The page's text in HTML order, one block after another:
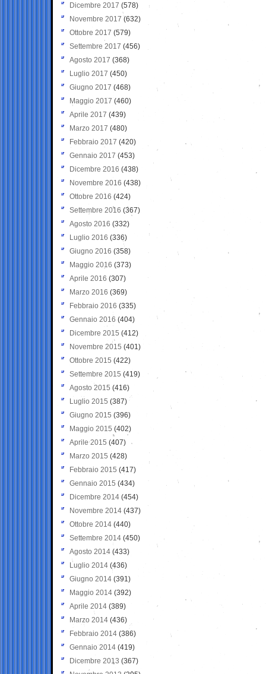
Dicembre 2017 (578)
Novembre 2017 (632)
Ottobre 2017 (579)
Settembre 2017 (456)
Agosto 2017 (368)
Luglio 2017 (450)
Giugno 2017 (468)
Maggio 2017 (460)
Aprile 2017 (439)
Marzo 2017 (480)
Febbraio 2017 (420)
Gennaio 2017 (453)
Dicembre 2016 (438)
Novembre 2016 (438)
Ottobre 2016 (424)
Settembre 2016 (367)
Agosto 2016 (332)
Luglio 2016 (336)
Giugno 2016 (358)
Maggio 2016 (373)
Aprile 2016 (307)
Marzo 2016 (369)
Febbraio 2016 (335)
Gennaio 2016 (404)
Dicembre 2015 (412)
Novembre 2015 (401)
Ottobre 2015 (422)
Settembre 2015 (419)
Agosto 2015 (416)
Luglio 2015 (387)
Giugno 2015 (396)
Maggio 2015 (402)
Aprile 2015 (407)
Marzo 2015 (428)
Febbraio 2015 (417)
Gennaio 2015 (434)
Dicembre 2014 (454)
Novembre 2014 (437)
Ottobre 2014 (440)
Settembre 2014 (450)
Agosto 2014 (433)
Luglio 2014 (436)
Giugno 2014 (391)
Maggio 2014 (392)
Aprile 2014 (389)
Marzo 2014 (436)
Febbraio 2014 (386)
Gennaio 2014 (419)
Dicembre 2013 (367)